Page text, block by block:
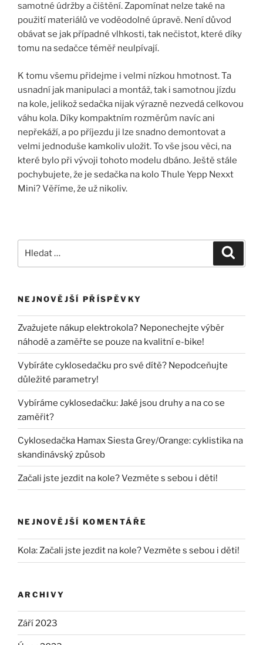
samotné údržby a čištění. Zapomínat nelze také na
použití materiálů ve voděodolné úpravě. Není důvod
obávat se jak případné vlhkosti, tak nečistot, které díky
tomu na sedačce téměř neulpívají.
K tomu všemu přidejme i velmi nízkou hmotnost. Ta
usnadní jak manipulaci a montáž, tak i samotnou jízdu
na kole, jelikož sedačka nijak výrazně nezvedá celkovou
váhu kola. Díky kompaktním rozměrům navíc ani
nepřekáží, a po příjezdu ji lze snadno demontovat a
velmi jednoduše kamkoliv uložit. To vše jsou věci, na
které bylo při vývoji tohoto modelu dbáno. Ještě stále
pochybujete, že je sedačka na kolo Thule Yepp Nexxt
Mini? Věříme, že už nikoliv.
NEJNOVĚJŠÍ PŘÍSPĚVKY
Zvažujete nákup elektrokola? Neponechejte výběr
náhodě a zaměřte se pouze na kvalitní e-bike!
Vybíráte cyklosedačku pro své dítě? Nepodceňujte
důležité parametry!
Vybíráme cyklosedačku: Jaké jsou druhy a na co se
zaměřit?
Cyklosedačka Hamax Siesta Grey/Orange: cyklistika na
skandinávský způsob
Začali jste jezdit na kole? Vezměte s sebou i děti!
NEJNOVĚJŠÍ KOMENTÁŘE
Kola:Začali jste jezdit na kole? Vezměte s sebou i děti!
ARCHIVY
Září 2023